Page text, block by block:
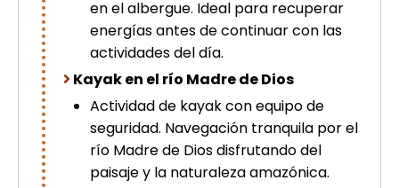
en el albergue. Ideal para recuperar
energías antes de continuar con las
actividades del día.
Kayak en el río Madre de Dios
Actividad de kayak con equipo de
seguridad. Navegación tranquila por el
río Madre de Dios disfrutando del
paisaje y la naturaleza amazónica.